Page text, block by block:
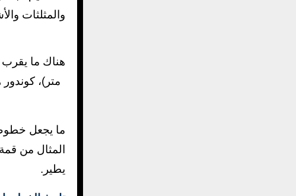
والمثلثات
ما يجعل خطوط
يطير.